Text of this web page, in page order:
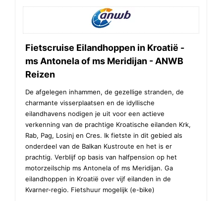
Fietscruise Eilandhoppen in Kroatië -
ms Antonela of ms Meridijan - ANWB
Reizen
De afgelegen inhammen, de gezellige stranden, de
charmante visserplaatsen en de idyllische
eilandhavens nodigen je uit voor een actieve
verkenning van de prachtige Kroatische eilanden Krk,
Rab, Pag, Losinj en Cres. Ik fietste in dit gebied als
onderdeel van de Balkan Kustroute en het is er
prachtig. Verblijf op basis van halfpension op het
motorzeilschip ms Antonela of ms Meridijan. Ga
eilandhoppen in Kroatië over vijf eilanden in de
Kvarner-regio. Fietshuur mogelijk (e-bike)